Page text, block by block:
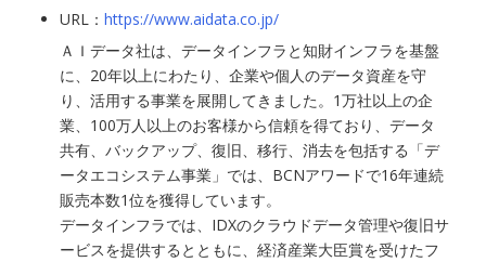
URL： https://www.aidata.co.jp/
ＡＩデータ社は、データインフラと知財インフラを基盤
に、20年以上にわたり、企業や個人のデータ資産を守
り、活用する事業を展開してきました。1万社以上の企
業、100万人以上のお客様から信頼を得ており、データ
共有、バックアップ、復旧、移行、消去を包括する「デ
ータエコシステム事業」では、BCNアワードで16年連続
販売本数1位を獲得しています。
データインフラでは、IDXのクラウドデータ管理や復旧サ
ービスを提供するとともに、経済産業大臣賞を受けたフ